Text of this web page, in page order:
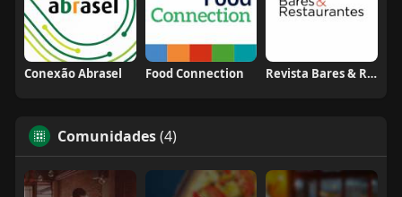
Conexão Abrasel Food Connection Revista Bares & Restaurantes
Comunidades(4)